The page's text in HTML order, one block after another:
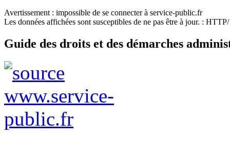
Avertissement : impossible de se connecter à service-public.fr
Les données affichées sont susceptibles de ne pas être à jour. :
Guide des droits et des démarches